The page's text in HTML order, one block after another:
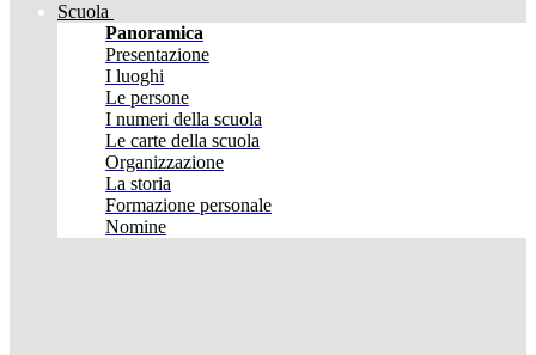
Scuola
Panoramica
Presentazione
I luoghi
Le persone
I numeri della scuola
Le carte della scuola
Organizzazione
La storia
Formazione personale
Nomine